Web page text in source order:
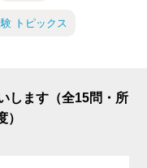
トピックス
します（全15問・所